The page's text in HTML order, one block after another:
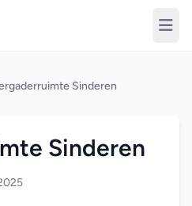
Sinderen
Sinderen